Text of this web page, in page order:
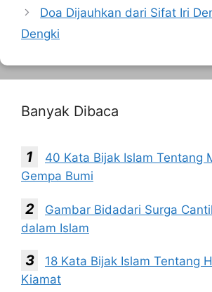
Doa Dijauhkan dari Sifat Iri
Dengki
Banyak Dibaca
40 Kata Bijak Islam Tentang
Gempa Bumi
Gambar Bidadari Surga
dalam Islam
18 Kata Bijak Islam Tentang
Kiamat